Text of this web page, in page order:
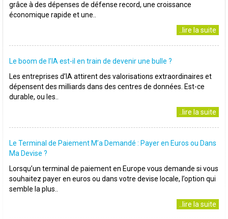
grâce à des dépenses de défense record, une croissance
économique rapide et une..
..lire la suite
Le boom de l’IA est-il en train de devenir une bulle ?
Les entreprises d’IA attirent des valorisations extraordinaires et
dépensent des milliards dans des centres de données. Est-ce
durable, ou les..
..lire la suite
Le Terminal de Paiement M’a Demandé : Payer en Euros ou Dans
Ma Devise ?
Lorsqu’un terminal de paiement en Europe vous demande si vous
souhaitez payer en euros ou dans votre devise locale, l’option qui
semble la plus..
..lire la suite